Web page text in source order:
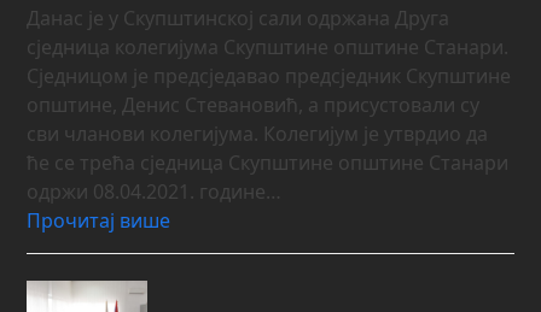
Данас је у Скупштинској сали одржана Друга
сједница колегијума Скупштине општине Станари.
Сједницом је предсједавао предсједник Скупштине
општине, Денис Стевановић, а присустовали су
сви чланови колегијума. Колегијум је утврдио да
ће се трећа сједница Скупштине општине Станари
одржи 08.04.2021. године…
Прочитај више